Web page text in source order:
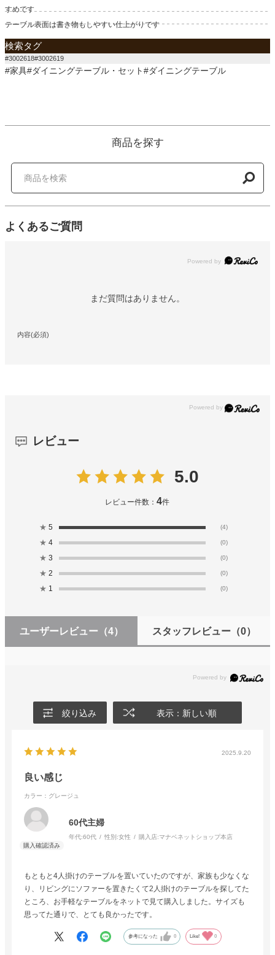
すめです
テーブル表面は書き物もしやすい仕上がりです
検索タグ
#3002618#3002619
#家具#ダイニングテーブル・セット#ダイニングテーブル
商品を探す
よくあるご質問
Powered by
まだ質問はありません。
内容(必須)
レビュー
5.0
レビュー件数：4件
★ 5 (4)
★ 4 (0)
★ 3 (0)
★ 2 (0)
★ 1 (0)
ユーザーレビュー （4） スタッフレビュー（0）
絞り込み 表示：新しい順
2025.9.20
良い感じ
カラー：グレージュ
60代主婦
年代:60代 性別:女性 購入店:マナベネットショップ本店
もともと4人掛けのテーブルを置いていたのですが、家族も少なくな
り、リビングにソファーを置きたくて2人掛けのテーブルを探してた
ところ、お手軽なテーブルをネットで見て購入しました。サイズも
思ってた通りで、とても良かったです。
参考になった 0 Like! 0